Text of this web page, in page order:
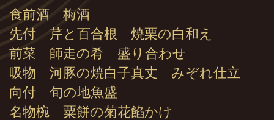
食前酒 梅酒
先付 芹と百合根 焼栗の白和え
前菜 師走の肴 盛り合わせ
吸物 河豚の焼白子真丈 みぞれ仕立
向付 旬の地魚盛
名物椀 粟餅の菊花餡かけ